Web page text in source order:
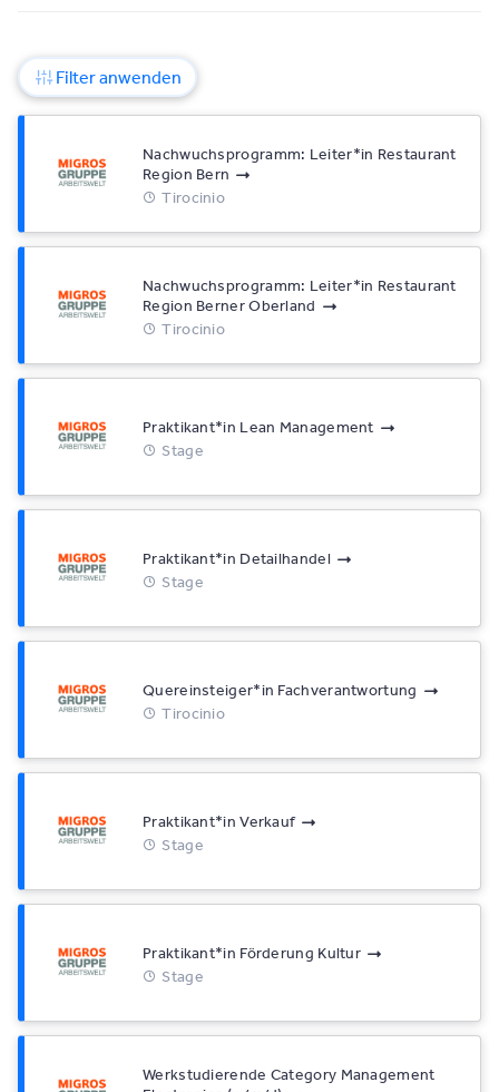
Filter anwenden
Nachwuchsprogramm: Leiter*​in Restaurant
Region Bern
Tirocinio
Nachwuchsprogramm: Leiter*​in Restaurant
Region Berner Oberland
Tirocinio
Praktikant*​in Lean Management
Stage
Praktikant*​in Detailhandel
Stage
Quereinsteiger*​in Fachverantwortung
Tirocinio
Praktikant*​in Verkauf
Stage
Praktikant*​in Förderung Kultur
Stage
Werkstudierende Category Management